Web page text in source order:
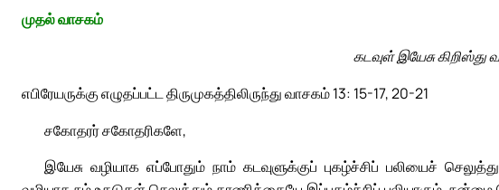
முதல் வாசகம்
கடவுள் இயேசு
எபிரேயருக்கு எழுதப்பட்ட திருமுகத்திலிருந்து வாசகம் 13: 15-17, 20-21
சகோதரர் சகோதரிகளே,
இயேசு வழியாக எப்போதும் நாம் கடவுளுக்குப் புகழ்ச்சிப் பலியைச்